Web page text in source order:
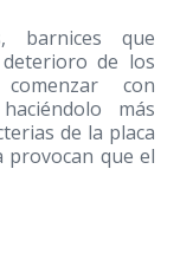
barnices que
de los
con
más
de la placa
provocan que el